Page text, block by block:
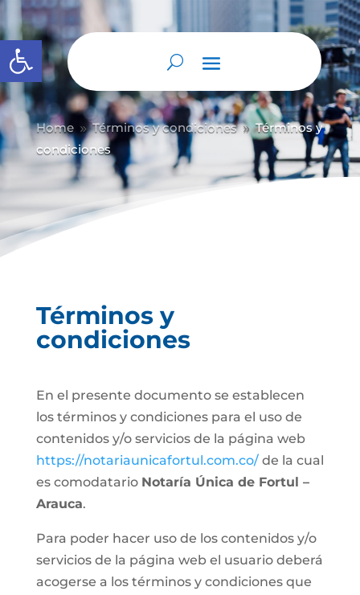
Abrir barra de herramientas
Home 9 Términos y condiciones 9 Términos y
condiciones
Términos y
condiciones
En el presente documento se establecen
los términos y condiciones para el uso de
contenidos y/o servicios de la página web
https://notariaunicafortul.com.co/de la cual
es comodatario Notaría Única de Fortul –
Arauca.
Para poder hacer uso de los contenidos y/o
servicios de la página web el usuario deberá
acogerse a los términos y condiciones que